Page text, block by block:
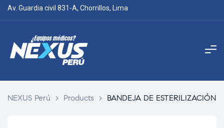
Av. Guardia civil 831-A, Chorrillos, Lima
NEXUS Perú > Products > BANDEJA DE ESTERILIZACIÓN